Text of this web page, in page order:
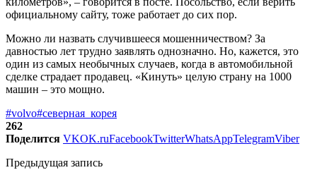
официальному сайту, тоже работает до сих пор.
Можно ли назвать случившееся мошенничеством? За
давностью лет трудно заявлять однозначно. Но, кажется, это
один из самых необычных случаев, когда в автомобильной
сделке страдает продавец. «Кинуть» целую страну на 1000
машин – это мощно.
#volvo#северная_корея
262
Поделится VKOK.ruFacebookTwitterWhatsAppTelegramViber
Предыдущая запись